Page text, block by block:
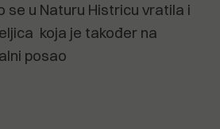
se u Naturu Histricu vratila i
koja je također na
posao